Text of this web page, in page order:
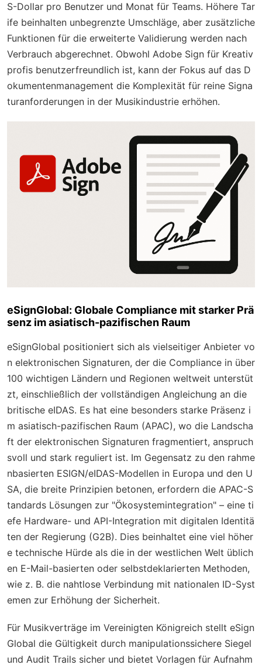
S-Dollar pro Benutzer und Monat für Teams. Höhere Tar
ife beinhalten unbegrenzte Umschläge, aber zusätzliche
Funktionen für die erweiterte Validierung werden nach
Verbrauch abgerechnet. Obwohl Adobe Sign für Kreativ
profis benutzerfreundlich ist, kann der Fokus auf das D
okumentenmanagement die Komplexität für reine Signa
turanforderungen in der Musikindustrie erhöhen.
eSignGlobal: Globale Compliance mit starker Prä
senz im asiatisch-pazifischen Raum
eSignGlobal positioniert sich als vielseitiger Anbieter vo
n elektronischen Signaturen, der die Compliance in über
100 wichtigen Ländern und Regionen weltweit unterstüt
zt, einschließlich der vollständigen Angleichung an die
britische eIDAS. Es hat eine besonders starke Präsenz i
m asiatisch-pazifischen Raum (APAC), wo die Landscha
ft der elektronischen Signaturen fragmentiert, anspruch
svoll und stark reguliert ist. Im Gegensatz zu den rahme
nbasierten ESIGN/eIDAS-Modellen in Europa und den U
SA, die breite Prinzipien betonen, erfordern die APAC-S
tandards Lösungen zur "Ökosystemintegration" – eine ti
efe Hardware- und API-Integration mit digitalen Identitä
ten der Regierung (G2B). Dies beinhaltet eine viel höher
e technische Hürde als die in der westlichen Welt üblich
en E-Mail-basierten oder selbstdeklarierten Methoden,
wie z. B. die nahtlose Verbindung mit nationalen ID-Syst
emen zur Erhöhung der Sicherheit.
Für Musikverträge im Vereinigten Königreich stellt eSign
Global die Gültigkeit durch manipulationssichere Siegel
und Audit Trails sicher und bietet Vorlagen für Aufnahm